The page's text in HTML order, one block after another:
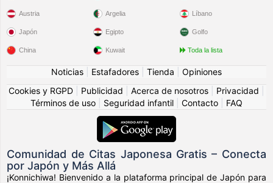
Austria
Japón
China
Argelia
Egipto
Kuwait
Líbano
Golfo
Toda la lista
Noticias Estafadores Tienda
Opiniones
Cookies y RGPD
Publicidad Acerca de nosotros Privacidad
Términos de uso
Seguridad infantil Contacto FAQ
Comunidad de Citas Japonesa Gratis – Conecta
por Japón y Más Allá
¡Konnichiwa! Bienvenido a la plataforma principal de Japón para